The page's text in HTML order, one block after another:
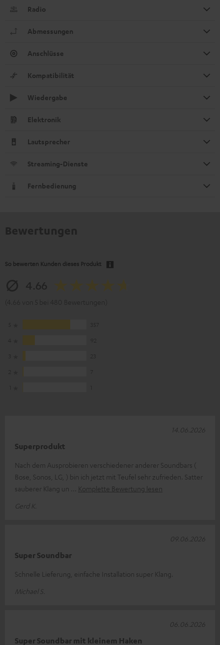
Radio
Abmessungen
Anschlüsse
Kompatibilität
Wiedergabe
Elektronik
Lautsprecher
Streaming-Dienste
Fernbedienung
So bewerten Kunden dieses Produkt
Superprodukt
Nach dem Ausprobieren verschiedener anderer Soundbars (
Bose, Sonos, LG, ) bin ich jetzt mit Teufel sehr zufrieden. Satter
sauberer Klang un
Komplette Bewertung lesen
Gerd K.
14.06.2026
Super Soundbar
Schnelle Lieferung, einfache Installation super Klang.
Michael S.
09.06.2026
Super Soundbar mit kleinem Haken
06.06.2026